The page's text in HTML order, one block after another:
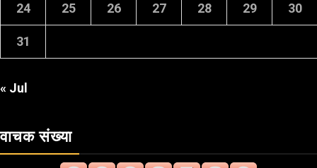
24 25 26 27 28 29 30
31
« Jul
वाचक संख्या